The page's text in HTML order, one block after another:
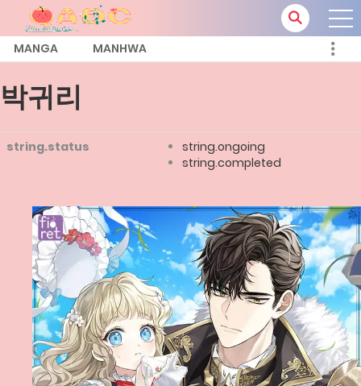
MANGA MANHWA
박귀리
string.status
string.ongoing
string.completed